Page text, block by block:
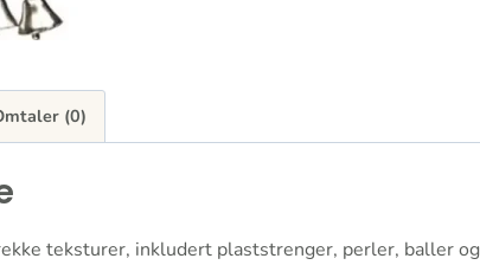
(0)
teksturer, inkludert plaststrenger, perler, baller